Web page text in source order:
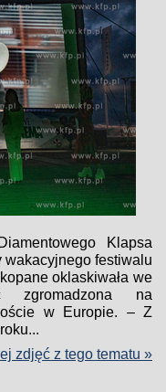
Klapsa
wakacyjnego festiwalu
oklaskiwała we
zgromadzona na
w Europie. – Z
zdjęć z tego tematu »